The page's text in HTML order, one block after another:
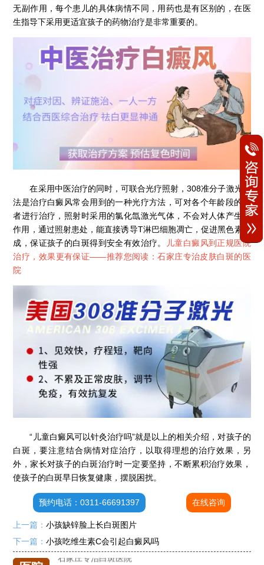
无副作用，每个患儿的具体病情不同，用药也是有区别的，在医
生指导下采用更适宜孩子的药物治疗是非常重要的。
在采用中医治疗的同时，可联合光疗照射，308准分子激光方
法是治疗白癜风常会用到的一种光疗方法，可对各个年龄段的患
者进行治疗，照射时采用的氯化氙激光气体，不会对人体产生副
作用，通过照射患处，能直接诱导T淋巴细胞凋亡，促进黑色素合
成，保证孩子的白斑得到安全有效治疗。
儿童白癜风到正规医院
治疗，效果更有保证——推荐您阅读：石家庄专治皮肤白斑的医
院
“儿童白癜风可以针灸治疗吗”就是以上的相关介绍，对孩子的
白斑，要注意结合病情对症治疗，以取得理想的治疗效果，另
外，家长对孩子的白斑治疗时一定要坚持，不断累积治疗效果，
使孩子的白斑早日恢复健康，摆脱困扰。
预约电话：0311-66691397 在线咨询
上一篇：小孩缺锌脸上长白斑图片
下一篇：小孩吃维生素C会引起白癜风吗
石家庄专治白斑医院
治疗白癜风便宜的医院
各种白斑的图片
白癜风单药遇瓶颈怎么办 -芦可替尼联合光疗，让难治部位"跟上来"
进口芦可替尼临床公益招募50名——石家庄远大第5届青少年白癜风复色夏令营启动
肚子上有几块白色斑块怎么治
白癜风发病多久进入扩散期
小孩有白斑是怎么回事
石家庄治白癜风的正规医院
石家庄远大中医皮肤医院怎么样
石家庄专治白斑医院
治疗白癜风便宜的医院